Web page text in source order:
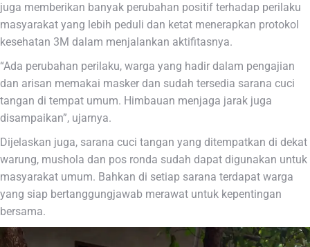
juga memberikan banyak perubahan positif terhadap perilaku
masyarakat yang lebih peduli dan ketat menerapkan protokol
kesehatan 3M dalam menjalankan aktifitasnya.
“Ada perubahan perilaku, warga yang hadir dalam pengajian
dan arisan memakai masker dan sudah tersedia sarana cuci
tangan di tempat umum. Himbauan menjaga jarak juga
disampaikan”, ujarnya.
Dijelaskan juga, sarana cuci tangan yang ditempatkan di dekat
warung, mushola dan pos ronda sudah dapat digunakan untuk
masyarakat umum. Bahkan di setiap sarana terdapat warga
yang siap bertanggungjawab merawat untuk kepentingan
bersama.